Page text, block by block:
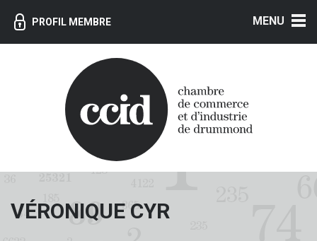
PROFIL MEMBRE
VÉRONIQUE CYR
MENU